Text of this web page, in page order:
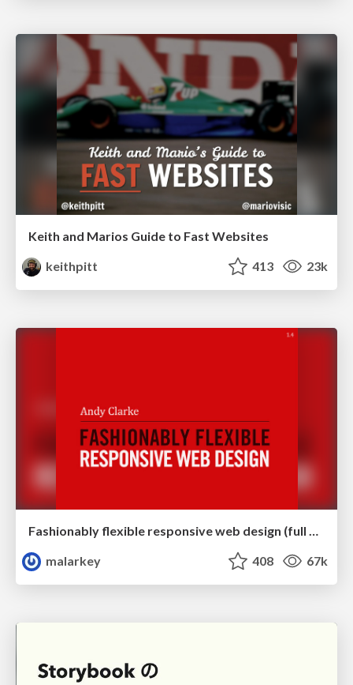
Keith and Marios Guide to Fast Websites
keithpitt
413 23k
malarkey
408 67k